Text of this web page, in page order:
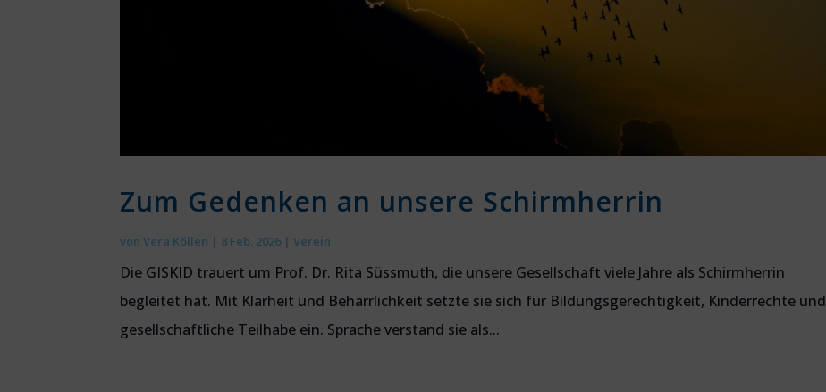
Zum Gedenken an unsere Schirmherrin
vonVera Köllen | 8 Feb. 2026 |Verein
Die GISKID trauert um Prof. Dr. Rita Süssmuth, die unsere Gesellschaft viele Jahre als Schirmherrin
begleitet hat. Mit Klarheit und Beharrlichkeit setzte sie sich für Bildungsgerechtigkeit, Kinderrechte und
gesellschaftliche Teilhabe ein. Sprache verstand sie als...